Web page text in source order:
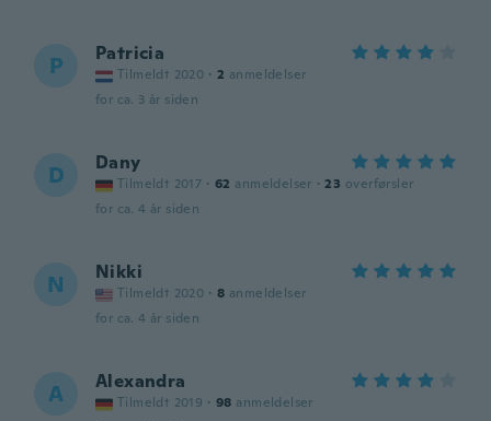
P Patricia
Tilmeldt 2020 · 2 anmeldelser
for ca. 3 år siden
D Dany
Tilmeldt 2017 · 62 anmeldelser · 23 overførsler
for ca. 4 år siden
N Nikki
Tilmeldt 2020 · 8 anmeldelser
for ca. 4 år siden
A Alexandra
Tilmeldt 2019 · 98 anmeldelser